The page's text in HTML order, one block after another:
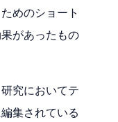
めのショート
があったもの
究においてテ
集されている